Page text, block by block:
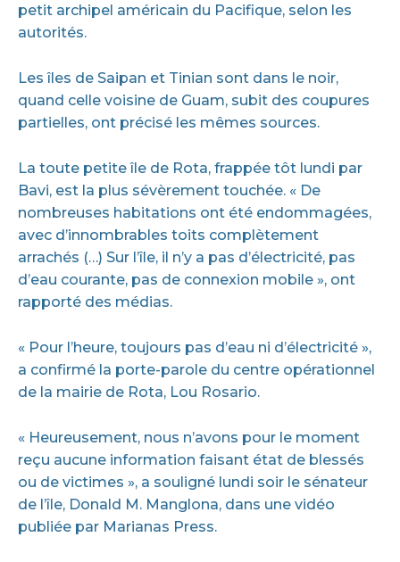
petit archipel américain du Pacifique, selon les
autorités.
Les îles de Saipan et Tinian sont dans le noir,
quand celle voisine de Guam, subit des coupures
partielles, ont précisé les mêmes sources.
La toute petite île de Rota, frappée tôt lundi par
Bavi, est la plus sévèrement touchée. « De
nombreuses habitations ont été endommagées,
avec d’innombrables toits complètement
arrachés (…) Sur l’île, il n’y a pas d’électricité, pas
d’eau courante, pas de connexion mobile », ont
rapporté des médias.
« Pour l’heure, toujours pas d’eau ni d’électricité »,
a confirmé la porte-parole du centre opérationnel
de la mairie de Rota, Lou Rosario.
« Heureusement, nous n’avons pour le moment
reçu aucune information faisant état de blessés
ou de victimes », a souligné lundi soir le sénateur
de l’île, Donald M. Manglona, dans une vidéo
publiée par Marianas Press.